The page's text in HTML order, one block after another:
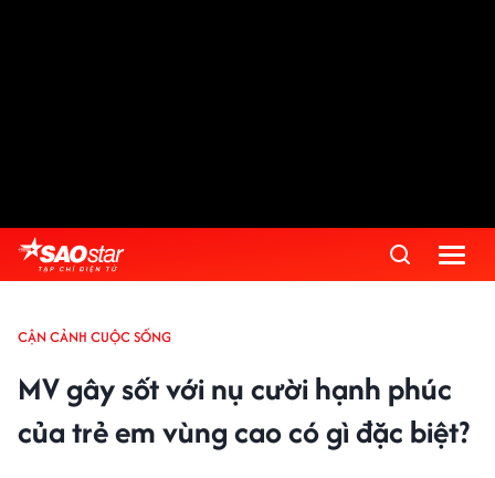
CẬN CẢNH CUỘC SỐNG
MV gây sốt với nụ cười hạnh phúc
của trẻ em vùng cao có gì đặc biệt?